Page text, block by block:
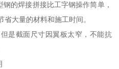
的焊接拼接比工字钢操作简单，
大量的材料和施工时间。
是截面尺寸因翼板太窄，不能抗